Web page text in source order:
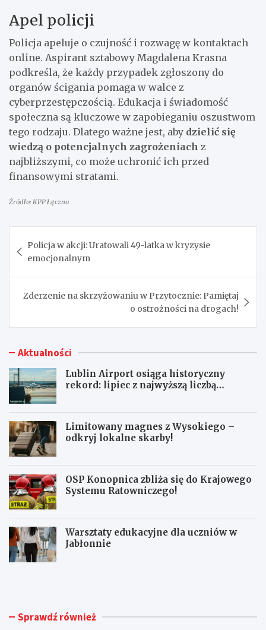
Apel policji
Policja apeluje o czujność i rozwagę w kontaktach
online. Aspirant sztabowy Magdalena Krasna
podkreśla, że każdy przypadek zgłoszony do
organów ścigania pomaga w walce z
cyberprzestępczością. Edukacja i świadomość
społeczna są kluczowe w zapobieganiu oszustwom
tego rodzaju. Dlatego ważne jest, aby dzielić się
wiedzą o potencjalnych zagrożeniach z
najbliższymi, co może uchronić ich przed
finansowymi stratami.
Źródło: KPP Łęczna
wpisu
Policja w akcji: Uratowali 49-latka w kryzysie
emocjonalnym
Zderzenie na skrzyżowaniu w Przytocznie: Pamiętaj
o ostrożności na drogach!
Aktualności
Lublin Airport osiąga historyczny
rekord: lipiec z najwyższą liczbą
Limitowany magnes z Wysokiego –
odkryj lokalne skarby!
OSP Konopnica zbliża się do Krajowego
Systemu Ratowniczego!
Warsztaty edukacyjne dla uczniów w
Jabłonnie
L
n
L
o Sprawdź również